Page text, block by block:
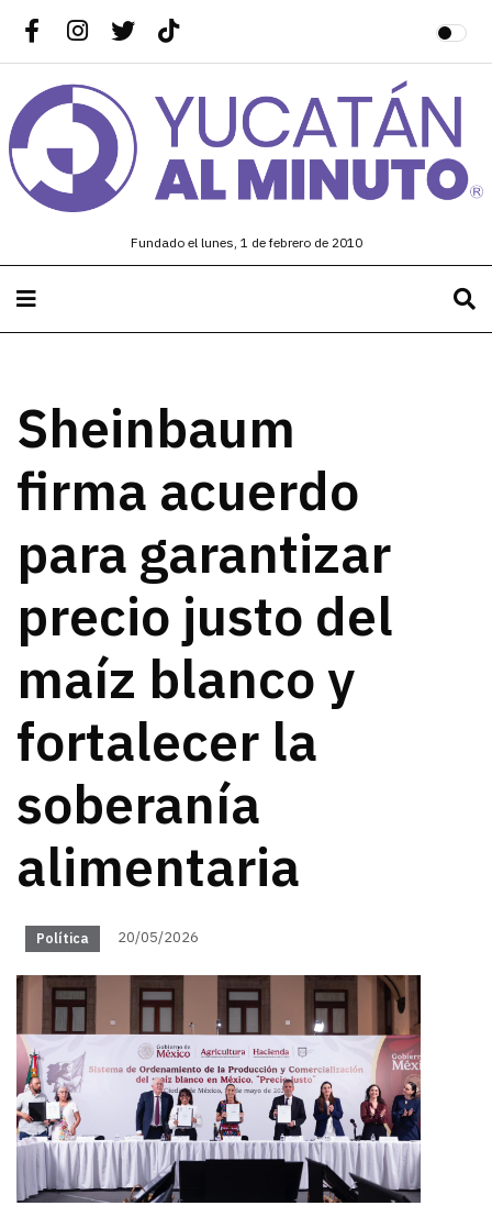
Fundado el lunes, 1 de febrero de 2010
Sheinbaum
firma acuerdo
para garantizar
precio justo del
maíz blanco y
fortalecer la
soberanía
alimentaria
Política 20/05/2026